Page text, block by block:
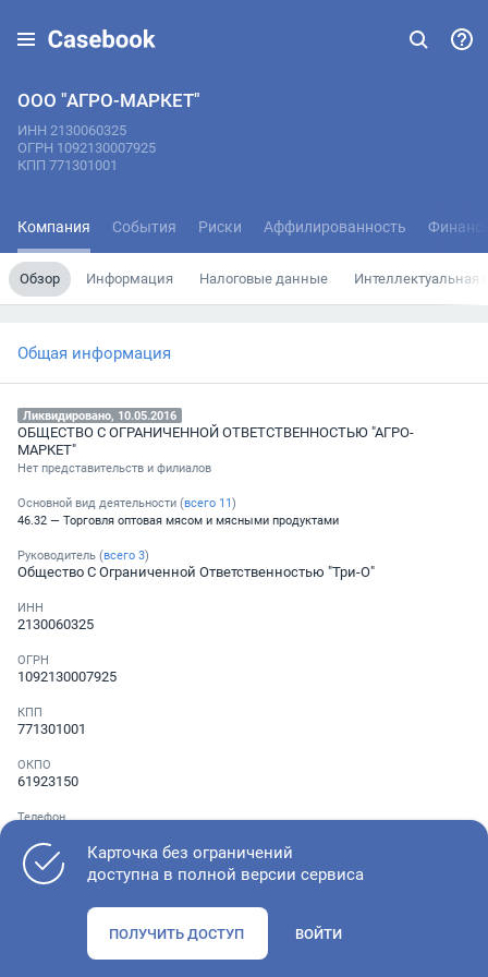
ООО "АГРО-МАРКЕТ"
ИНН 2130060325
ОГРН 1092130007925
КПП 771301001
Компания События Риски Аффилированность
Обзор Информация Налоговые данные Интеллектуальная
Общая информация
Ликвидировано, 10.05.2016
ОБЩЕСТВО С ОГРАНИЧЕННОЙ ОТВЕТСТВЕННОСТЬЮ "АГРО-
МАРКЕТ"
Нет представительств и филиалов
Основной вид деятельности (всего 11)
46.32 — Торговля оптовая мясом и мясными продуктами
Руководитель (всего 3)
Общество С Ограниченной Ответственностью "Три-О"
ИНН
2130060325
ОГРН
1092130007925
КПП
771301001
ОКПО
61923150
Телефон
Как оценить состояние компании
Карточка без ограничений
доступна в полной версии сервиса
ПОЛУЧИТЬ ДОСТУП ВОЙТИ